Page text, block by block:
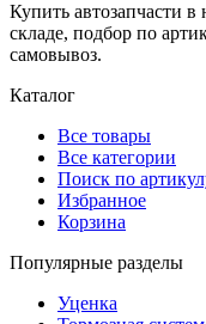
Купить автозапчасти
складе, подбор по
самовывоз.
Каталог
Все товары
Все категории
Поиск по
Избранное
Корзина
Популярные разделы
Уценка